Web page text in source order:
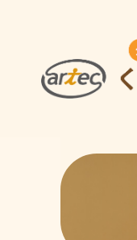
サービス内